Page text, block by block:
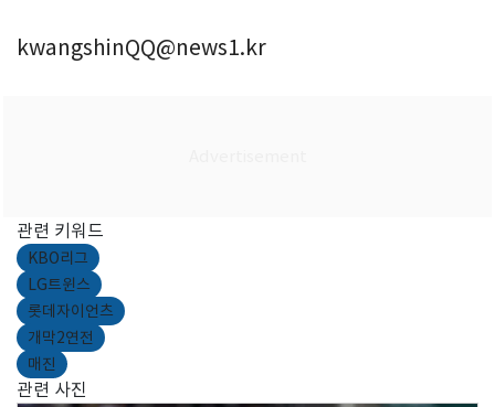
kwangshinQQ@news1.kr
관련 키워드
KBO리그
LG트윈스
롯데자이언츠
개막2연전
매진
관련 사진